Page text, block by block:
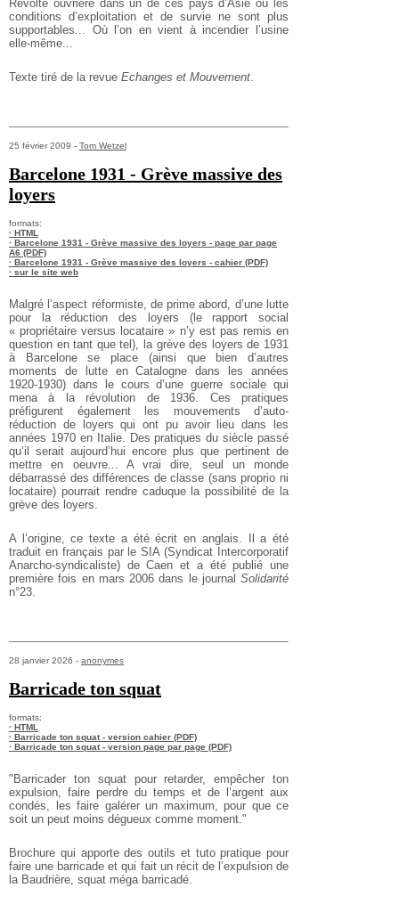
Révolte ouvrière dans un de ces pays d’Asie où les
conditions d’exploitation et de survie ne sont plus
supportables... Où l’on en vient à incendier l’usine
elle-même...
Texte tiré de la revue Echanges et Mouvement.
25 février 2009 - Tom Wetzel
Barcelone 1931 - Grève massive des
loyers
formats:
· HTML
· Barcelone 1931 - Grève massive des loyers - page par page
A6 (PDF)
· Barcelone 1931 - Grève massive des loyers - cahier (PDF)
· sur le site web
Malgré l’aspect réformiste, de prime abord, d’une lutte
pour la réduction des loyers (le rapport social
« propriétaire versus locataire » n’y est pas remis en
question en tant que tel), la grève des loyers de 1931
à Barcelone se place (ainsi que bien d’autres
moments de lutte en Catalogne dans les années
1920-1930) dans le cours d’une guerre sociale qui
mena à la révolution de 1936. Ces pratiques
préfigurent également les mouvements d’auto-
réduction de loyers qui ont pu avoir lieu dans les
années 1970 en Italie. Des pratiques du siècle passé
qu’il serait aujourd’hui encore plus que pertinent de
mettre en oeuvre... A vrai dire, seul un monde
débarrassé des différences de classe (sans proprio ni
locataire) pourrait rendre caduque la possibilité de la
grève des loyers.
A l’origine, ce texte a été écrit en anglais. Il a été
traduit en français par le SIA (Syndicat Intercorporatif
Anarcho-syndicaliste) de Caen et a été publié une
première fois en mars 2006 dans le journal Solidarité
n°23.
28 janvier 2026 - anonymes
Barricade ton squat
formats:
· HTML
· Barricade ton squat - version cahier (PDF)
· Barricade ton squat - version page par page (PDF)
"Barricader ton squat pour retarder, empêcher ton
expulsion, faire perdre du temps et de l’argent aux
condés, les faire galérer un maximum, pour que ce
soit un peut moins dégueux comme moment."
Brochure qui apporte des outils et tuto pratique pour
faire une barricade et qui fait un récit de l’expulsion de
la Baudrière, squat méga barricadé.